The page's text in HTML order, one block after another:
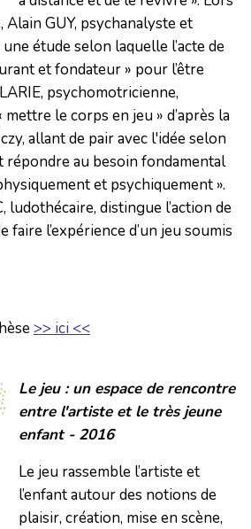
GUY, psychanalyste et
étude selon laquelle l’acte de
et fondateur » pour l’être
psychomotricienne,
le corps en jeu » d’après la
allant de pair avec l'idée selon
répondre au besoin fondamental
et psychiquement ».
ludothécaire, distingue l’action de
l’expérience d’un jeu soumis
>> ici <<
Le jeu : un espace de rencontre
entre l'artiste et le très jeune
enfant - 2016
Le jeu rassemble l’artiste et
l’enfant autour des notions de
plaisir, création, mise en scène,